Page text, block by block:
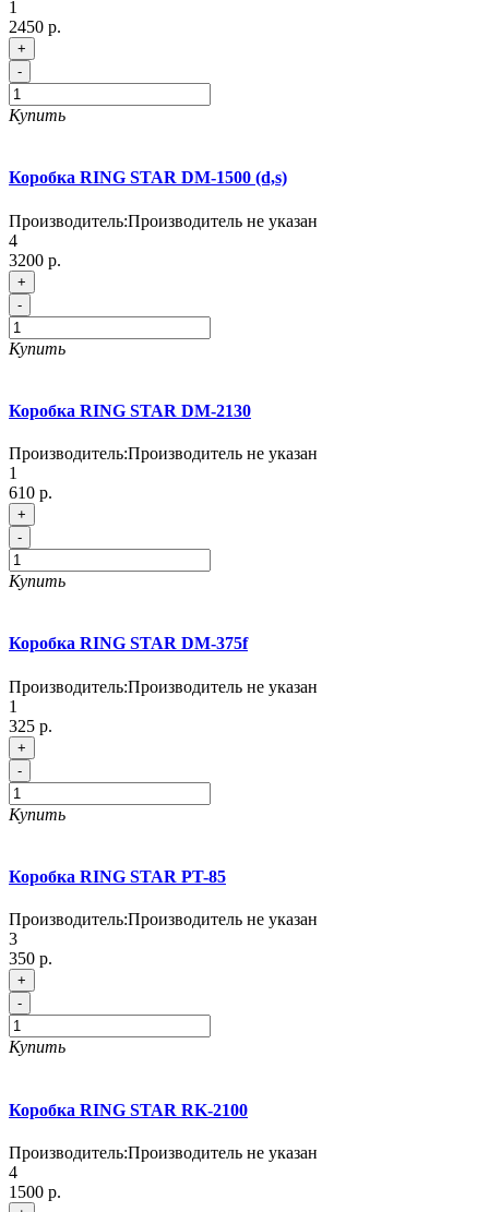
1
2450 р.
+
-
Купить
Коробка RING STAR DM-1500 (d,s)
Производитель:Производитель не указан
4
3200 р.
+
-
Купить
Коробка RING STAR DM-2130
Производитель:Производитель не указан
1
610 р.
+
-
Купить
Коробка RING STAR DM-375f
Производитель:Производитель не указан
1
325 р.
+
-
Купить
Коробка RING STAR PT-85
Производитель:Производитель не указан
3
350 р.
+
-
Купить
Коробка RING STAR RK-2100
Производитель:Производитель не указан
4
1500 р.